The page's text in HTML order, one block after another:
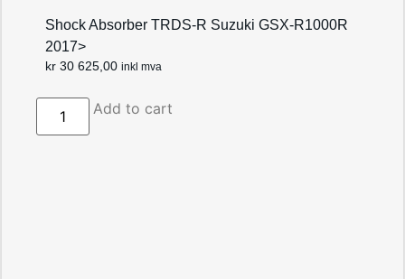
Shock Absorber TRDS-R Suzuki GSX-R1000R
2017>
kr 30 625,00 inkl mva
Add to cart